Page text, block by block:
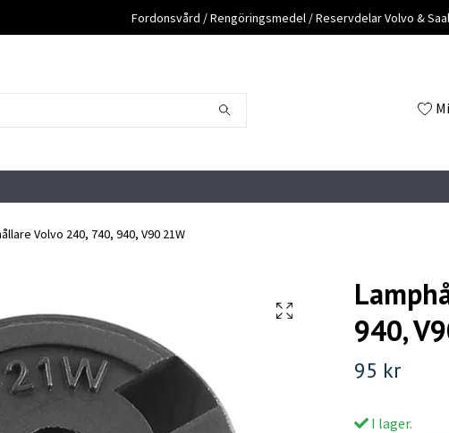
Fordonsvård / Rengöringsmedel / Reservdelar Volvo &
Volvo 240, 740, 940, V90 21W
940,
95 kr
I lager.